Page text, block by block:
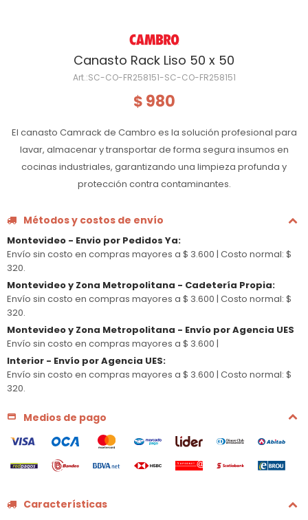
Canasto Rack Liso 50 x 50
SC-CO-FR258151-SC-CO-FR258151
$ 980
El canasto Camrack de Cambro es la solución profesional para
lavar, almacenar y transportar de forma segura insumos en
cocinas industriales, garantizando una limpieza profunda y
protección contra contaminantes.
Métodos y costos de envío
Montevideo - Envio por Pedidos Ya:
Envío sin costo en compras mayores a $ 3.600 | Costo normal: $
320.
Montevideo y Zona Metropolitana - Cadetería Propia:
Envío sin costo en compras mayores a $ 3.600 | Costo normal: $
320.
Montevideo y Zona Metropolitana - Envío por Agencia UES
Envío sin costo en compras mayores a $ 3.600 |
Interior - Envío por Agencia UES:
Envío sin costo en compras mayores a $ 3.600 | Costo normal: $
320.
Medios de pago
Características